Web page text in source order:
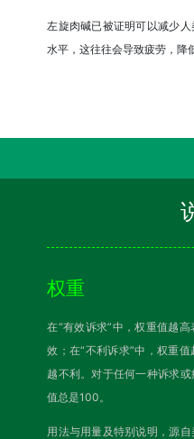
左旋肉碱已被证明可以减少
水平，这往往会导致疲劳，降
权重
在“有效诉求”中，权重值越
效；在“不利诉求”中，权重
越不利。对于任何一种诉求
值总是100。
用法与用量及特别说明，源